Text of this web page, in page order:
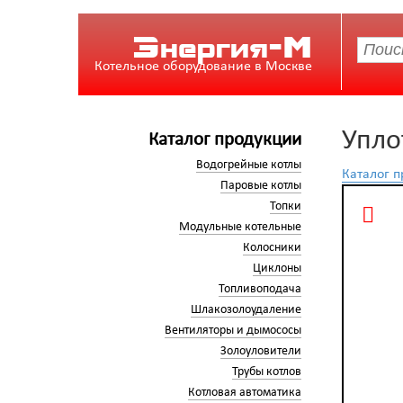
Энергия-М
Котельное оборудование в Москве
Каталог продукции
Водогрейные котлы
Паровые котлы
Топки
Модульные котельные
Колосники
Циклоны
Топливоподача
Шлакозолоудаление
Вентиляторы и дымососы
Золоуловители
Трубы котлов
Котловая автоматика
Каталог